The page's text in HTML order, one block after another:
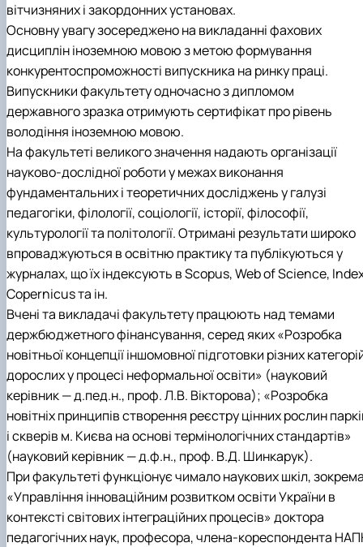
вітчизняних і закордонних установах.
Основну увагу зосереджено на викладанні фахових
дисциплін іноземною мовою з метою формування
конкурентоспроможності випускника на ринку праці.
Випускники факультету одночасно з дипломом
державного зразка отримують сертифікатпро рівень
володіння іноземною мовою.
На факультеті великого значення надають організації
науково-дослідної роботи у межах виконання
фундаментальних і теоретичних досліджень у галузі
педагогіки, філології, соціології, історії, філософії,
культурології та політології. Отримані результати широко
впроваджуються в освітню практику та публікуються у
журналах, що їх індексують в Scopus, Web of Science,
Copernicus та ін.
Вчені та викладачі факультету працюють над темами
держбюджетного фінансування, серед яких «Розробка
новітньої концепції іншомовної підготовки різних
дорослих у процесі неформальної освіти» (науковий
керівник — д.пед.н., проф. Л.В. Вікторова); «Розробка
новітніх принципів створення реєстру цінних рослин
і скверів м. Києва на основі термінологічних стандартів»
(науковий керівник — д.ф.н., проф. В.Д. Шинкарук).
При факультеті функціонує чимало наукових шкіл,
«Управління інноваційним розвитком освіти України в
контексті світових інтеграційних процесів» доктора
педагогічних наук, професора, члена-кореспондента